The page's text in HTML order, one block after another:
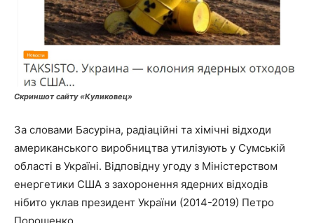
Скриншот сайту «Куликовец»
За словами Басуріна, радіаційні та хімічні відходи
американського виробництва утилізують у Сумській
області в Україні. Відповідну угоду з Міністерством
енергетики США з захоронення ядерних відходів
нібито уклав президент України (2014-2019) Петро